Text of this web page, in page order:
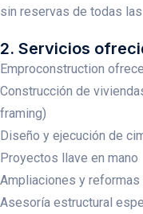
sin reservas de todas
2. Servicios
Emproconstruction
Construcción de
framing)
Diseño y ejecución de
Proyectos llave en mano
Ampliaciones y
Asesoría estructural